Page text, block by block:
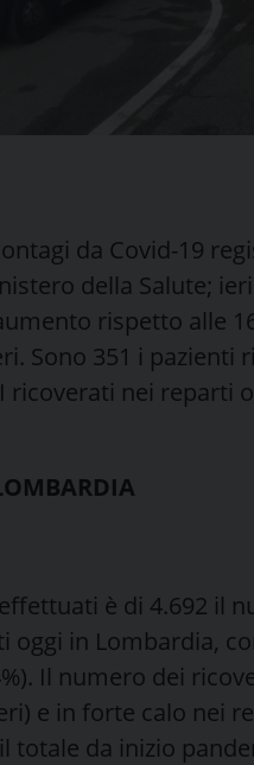
da Covid-19
della Salute;
rispetto alle
Sono 351 i
nei reparti
è di 4.692 il
oggi in Lombardia,
Il numero dei
e in forte calo nei
totale da inizio